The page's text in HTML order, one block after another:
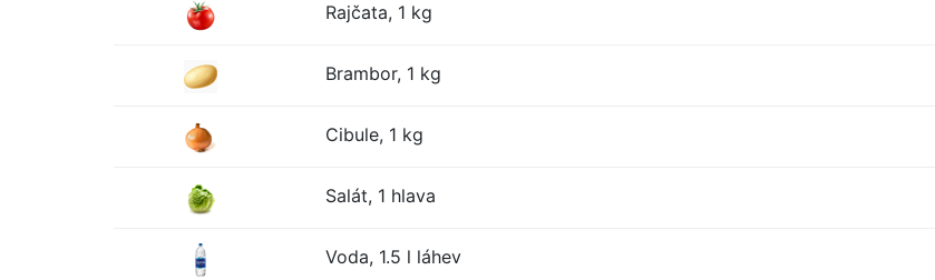
Rajčata, 1 kg
Brambor, 1 kg
Cibule, 1 kg
Salát, 1 hlava
Voda, 1.5 l láhev